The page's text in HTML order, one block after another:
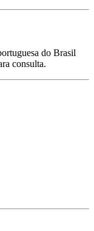
do Brasil
consulta.